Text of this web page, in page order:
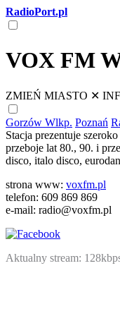
RadioPort.pl
VOX FM
ZMIEŃ MIASTO ✕
Gorzów Wlkp. Poznań
Stacja prezentuje
przeboje lat 80., 90. i
disco, italo disco,
strona www: voxfm.pl
telefon: 609 869 869
e-mail: radio@voxfm.pl
Aktualny stream: